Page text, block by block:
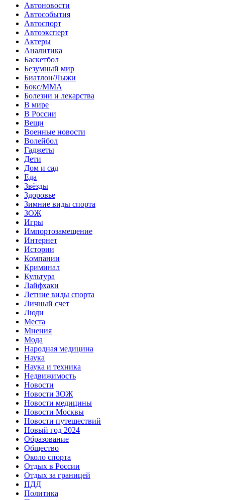
Автоновости
Автособытия
Автоспорт
Автоэксперт
Актеры
Аналитика
Баскетбол
Безумный мир
Биатлон/Лыжи
Бокс/MMA
Болезни и лекарства
В мире
В России
Вещи
Военные новости
Волейбол
Гаджеты
Дети
Дом и сад
Еда
Звёзды
Здоровье
Зимние виды спорта
ЗОЖ
Игры
Импортозамещение
Интернет
Истории
Компании
Криминал
Культура
Лайфхаки
Летние виды спорта
Личный счет
Люди
Места
Мнения
Мода
Народная медицина
Наука
Наука и техника
Недвижимость
Новости
Новости ЗОЖ
Новости медицины
Новости Москвы
Новости путешествий
Новый год 2024
Образование
Общество
Около спорта
Отдых в России
Отдых за границей
ПДД
Политика